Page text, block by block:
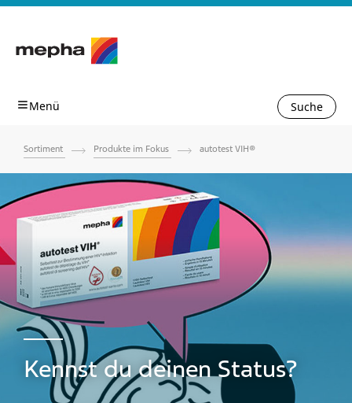
Suche
Sortiment Produkte im Fokus autotest VIH®
Kennst du deinen Status?